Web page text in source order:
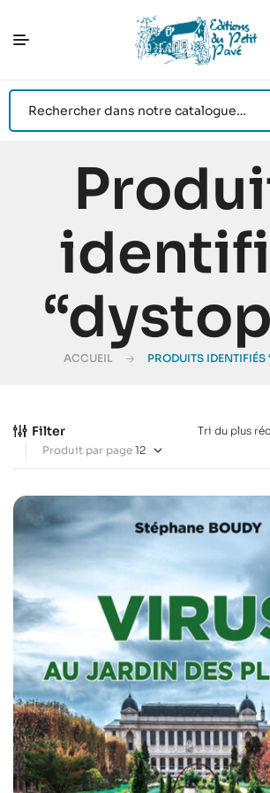
ACCUEIL PRODUITS IDENTIFIÉS
Filter
Produit par page